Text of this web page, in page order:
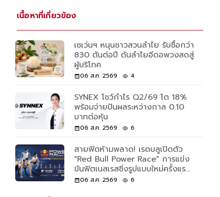
เนื้อหาที่เกี่ยวข้อง
เซเว่นฯ หนุนชาวสวนลำไย รับซื้อกว่า
830 ตันต่อปี ดันลำไยอีดอพวงสดสู่
ผู้บริโภค
06 ส.ค. 2569 4
SYNEX โชว์กำไร Q2/69 โต 18%
พร้อมจ่ายปันผลระหว่างกาล 0.10
บาทต่อหุ้น
06 ส.ค. 2569 6
สายฟิตห้ามพลาด! เรดบลูเปิดตัว
"Red Bull Power Race" การแข่ง
ขันฟิตเนสเรสซิ่งรูปแบบใหม่ครั้งแรก
ของโลก เปิดรับแค่ 500 คนเท่านั้น
06 ส.ค. 2569 6